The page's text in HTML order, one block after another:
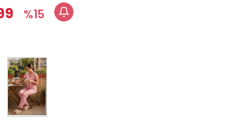
15